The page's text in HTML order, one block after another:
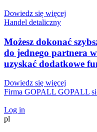
Dowiedz się więcej
Handel detaliczny
Możesz dokonać
do jednego partnera
uzyskać dodatkowe
Dowiedz się więcej
Firma GOPALL GOPALL
Log in
pl